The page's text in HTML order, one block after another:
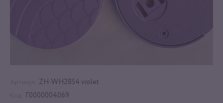
ZH-WH2854 violet
Г0000004069